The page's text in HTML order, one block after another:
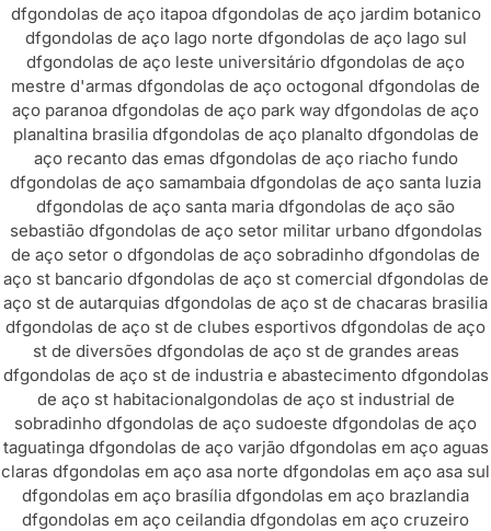
dfgondolas de aço itapoa dfgondolas de aço jardim botanico
dfgondolas de aço lago norte dfgondolas de aço lago sul
dfgondolas de aço leste universitário dfgondolas de aço
mestre d'armas dfgondolas de aço octogonal dfgondolas de
aço paranoa dfgondolas de aço park way dfgondolas de aço
planaltina brasilia dfgondolas de aço planalto dfgondolas de
aço recanto das emas dfgondolas de aço riacho fundo
dfgondolas de aço samambaia dfgondolas de aço santa luzia
dfgondolas de aço santa maria dfgondolas de aço são
sebastião dfgondolas de aço setor militar urbano dfgondolas
de aço setor o dfgondolas de aço sobradinho dfgondolas de
aço st bancario dfgondolas de aço st comercial dfgondolas de
aço st de autarquias dfgondolas de aço st de chacaras brasilia
dfgondolas de aço st de clubes esportivos dfgondolas de aço
st de diversões dfgondolas de aço st de grandes areas
dfgondolas de aço st de industria e abastecimento dfgondolas
de aço st habitacionalgondolas de aço st industrial de
sobradinho dfgondolas de aço sudoeste dfgondolas de aço
taguatinga dfgondolas de aço varjão dfgondolas em aço aguas
claras dfgondolas em aço asa norte dfgondolas em aço asa sul
dfgondolas em aço brasília dfgondolas em aço brazlandia
dfgondolas em aço ceilandia dfgondolas em aço cruzeiro